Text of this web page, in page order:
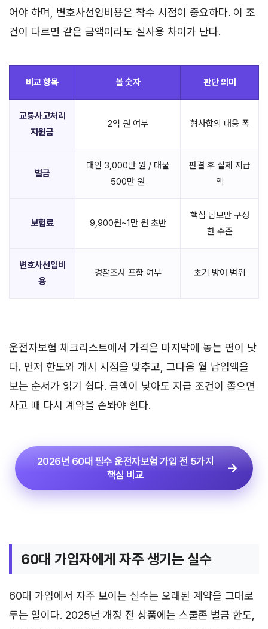
어야 하며, 변호사선임비용은 착수 시점이 중요하다. 이 조
건이 다르면 같은 금액이라도 실사용 차이가 난다.
비교 항목 볼 숫자 판단 의미
교통사고처리
지원금
2억 원 여부 형사합의 대응 폭
벌금
대인 3,000만 원 / 대물
500만 원
판결 후 실제 지급
액
보험료 9,900원~1만 원 초반
핵심 담보만 구성
한 수준
변호사선임비
용
경찰조사 포함 여부 초기 방어 범위
운전자보험 체크리스트에서 가격은 마지막에 놓는 편이 낫
다. 먼저 한도와 개시 시점을 맞추고, 그다음 월 납입액을
보는 순서가 읽기 쉽다. 금액이 낮아도 지급 조건이 좁으면
사고 때 다시 계약을 손봐야 한다.
2026년 60대 필수 운전자보험 가입 전 5가지
핵심 비교
60대 가입자에게 자주 생기는 실수
60대 가입에서 자주 보이는 실수는 오래된 계약을 그대로
두는 일이다. 2025년 개정 전 상품에는 스쿨존 벌금 한도,